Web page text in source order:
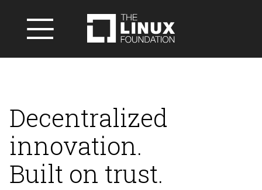
Decentralized
innovation.
Built on trust.